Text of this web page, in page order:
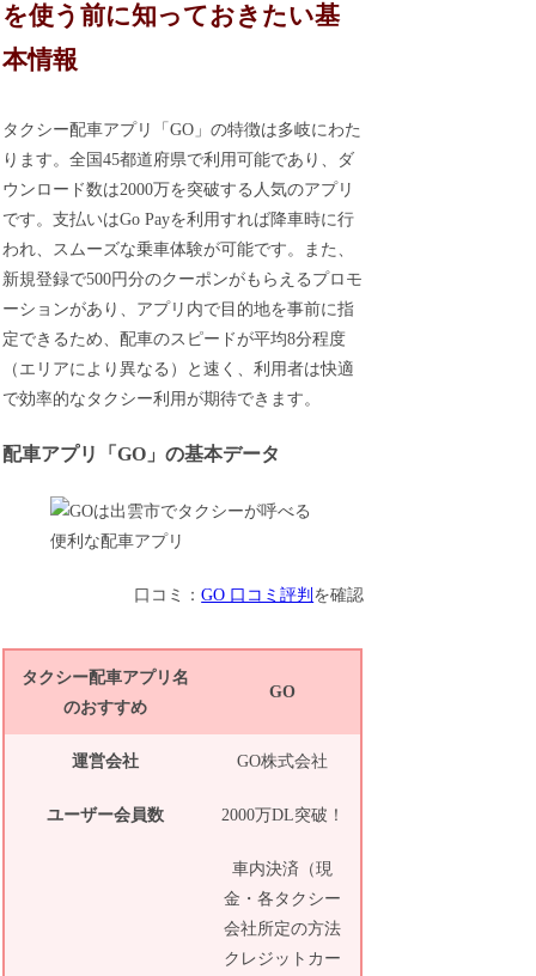
を使う前に知っておきたい基
本情報
タクシー配車アプリ「GO」の特徴は多岐にわた
ります。全国45都道府県で利用可能であり、ダ
ウンロード数は2000万を突破する人気のアプリ
です。支払いはGo Payを利用すれば降車時に行
われ、スムーズな乗車体験が可能です。また、
新規登録で500円分のクーポンがもらえるプロモ
ーションがあり、アプリ内で目的地を事前に指
定できるため、配車のスピードが平均8分程度
（エリアにより異なる）と速く、利用者は快適
で効率的なタクシー利用が期待できます。
配車アプリ「GO」の基本データ
口コミ：GO 口コミ評判 を確認
タクシー配車アプリ名
のおすすめ
GO
運営会社 GO株式会社
ユーザー会員数 2000万DL突破！
車内決済（現
金・各タクシー
会社所定の方法
クレジットカー